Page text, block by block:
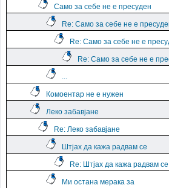
Само за себе не е пресуден
Re: Само за себе не е
Re: Само за себе не е
Re: Само за себе не е
...
Комоентар не е нужен
Леко забавјане
Re: Леко забавјане
Штјах да кажа радвам се
Re: Штјах да кажа радвам се
Ми остана мерака за